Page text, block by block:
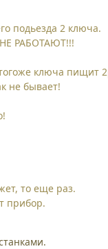
подьезда 2 ключа.
РАБОТАЮТ!!!
ключа пищит
не бывает!
то еще раз.
прибор.